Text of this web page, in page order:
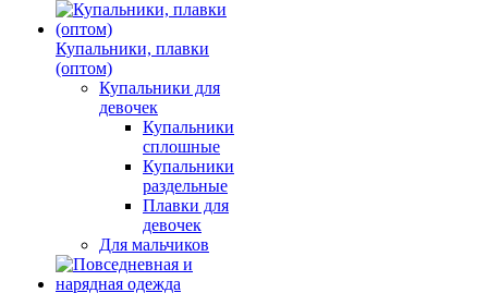
Купальники, плавки
(оптом)
Купальники для
девочек
Купальники
сплошные
Купальники
раздельные
Плавки для
девочек
Для мальчиков